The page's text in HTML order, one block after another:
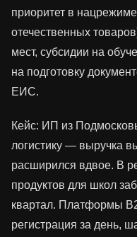
приоритет в
отечественных
мест, субсидии на
на подготовку
ЕИС.
Кейс: ИП из
логистику — выручка
расширился вдвое. В
продуктов для школ
квартал. Платформы
регистрация за день,